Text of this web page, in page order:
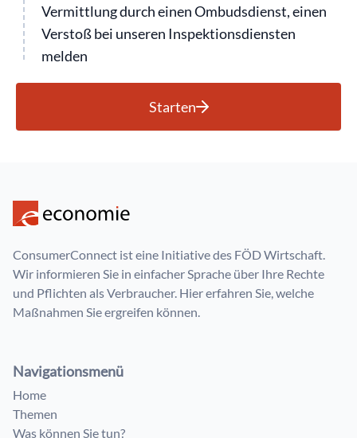
Vermittlung durch einen Ombudsdienst, einen
Verstoß bei unseren Inspektionsdiensten
melden
Starten
ConsumerConnect ist eine Initiative des FÖD Wirtschaft.
Wir informieren Sie in einfacher Sprache über Ihre Rechte
und Pflichten als Verbraucher. Hier erfahren Sie, welche
Maßnahmen Sie ergreifen können.
Navigationsmenü
Home
Themen
Was können Sie tun?